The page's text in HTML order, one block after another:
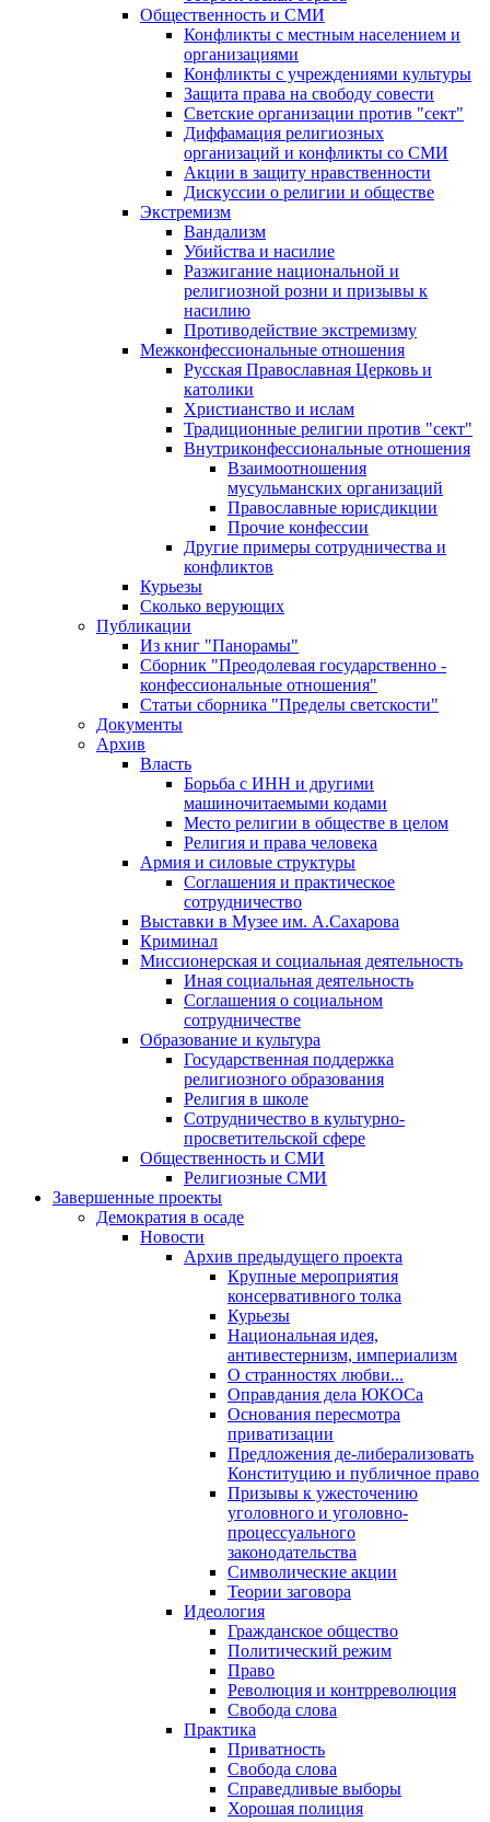
Общественность и СМИ
Конфликты с местным населением и
организациями
Конфликты с учреждениями культуры
Защита права на свободу совести
Светские организации против "сект"
Диффамация религиозных
организаций и конфликты со СМИ
Акции в защиту нравственности
Дискуссии о религии и обществе
Экстремизм
Вандализм
Убийства и насилие
Разжигание национальной и
религиозной розни и призывы к
насилию
Противодействие экстремизму
Межконфессиональные отношения
Русская Православная Церковь и
католики
Христианство и ислам
Традиционные религии против "сект"
Внутриконфессиональные отношения
Взаимоотношения
мусульманских организаций
Православные юрисдикции
Прочие конфессии
Другие примеры сотрудничества и
конфликтов
Курьезы
Сколько верующих
Публикации
Из книг "Панорамы"
Сборник "Преодолевая государственно -
конфессиональные отношения"
Статьи сборника "Пределы светскости"
Документы
Архив
Власть
Борьба с ИНН и другими
машиночитаемыми кодами
Место религии в обществе в целом
Религия и права человека
Армия и силовые структуры
Соглашения и практическое
сотрудничество
Выставки в Музее им. А.Сахарова
Криминал
Миссионерская и социальная деятельность
Иная социальная деятельность
Соглашения о социальном
сотрудничестве
Образование и культура
Государственная поддержка
религиозного образования
Религия в школе
Сотрудничество в культурно-
просветительской сфере
Общественность и СМИ
Религиозные СМИ
Завершенные проекты
Демократия в осаде
Новости
Архив предыдущего проекта
Крупные мероприятия
консервативного толка
Курьезы
Национальная идея,
антивестернизм, империализм
О странностях любви...
Оправдания дела ЮКОСа
Основания пересмотра
приватизации
Предложения де-либерализовать
Конституцию и публичное право
Призывы к ужесточению
уголовного и уголовно-
процессуального
законодательства
Символические акции
Теории заговора
Идеология
Гражданское общество
Политический режим
Право
Революция и контрреволюция
Свобода слова
Практика
Приватность
Свобода слова
Справедливые выборы
Хорошая полиция